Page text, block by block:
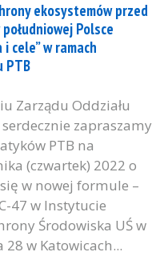
ekosystemów przed
Polsce
i cele” w ramach
PTB
Zarządu Oddziału
zapraszamy
PTB na
(czwartek) 2022 o
w nowej formule –
47 w Instytucie
Środowiska UŚ w
28 w Katowicach...